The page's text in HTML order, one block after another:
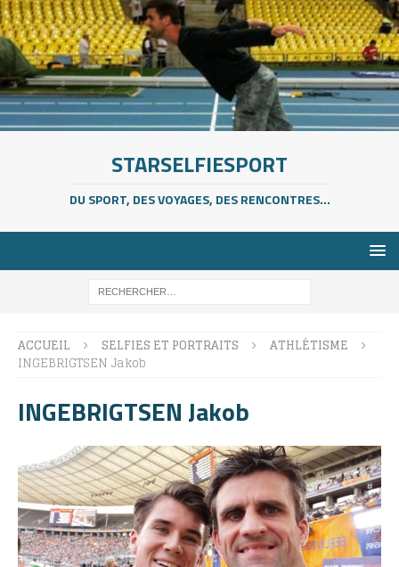
STARSELFIESPORT
DU SPORT, DES VOYAGES, DES RENCONTRES...
ACCUEIL SELFIES ET PORTRAITS
ATHLÉTISME
INGEBRIGTSEN Jakob
INGEBRIGTSEN Jakob